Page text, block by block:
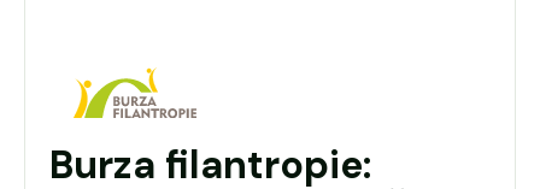
Burza filantropie: